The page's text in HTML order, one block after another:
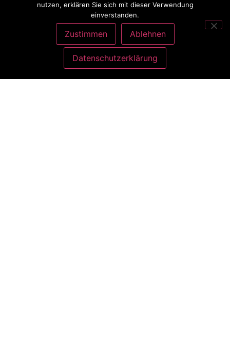
nutzen, erklären Sie sich mit dieser Verwendung
einverstanden.
Zustimmen Ablehnen
Datenschutzerklärung